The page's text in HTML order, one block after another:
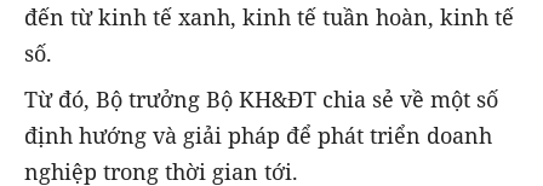
đến từ kinh tế xanh, kinh tế tuần hoàn, kinh tế
số.
Từ đó, Bộ trưởng Bộ KH&ĐT chia sẻ về một số
định hướng và giải pháp để phát triển doanh
nghiệp trong thời gian tới.